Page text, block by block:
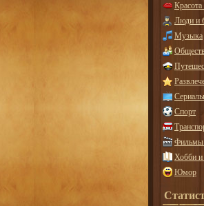
Красота
Люди и
Музыка
Сериалы
Спорт
Фильмы
Хобби и
Юмор